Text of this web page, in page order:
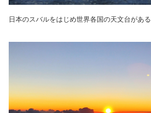
日本のスバルをはじめ世界各国の天文台がある